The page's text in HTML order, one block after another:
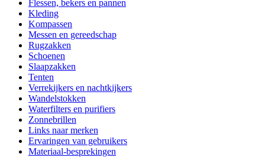
Flessen, bekers en pannen
Kleding
Kompassen
Messen en gereedschap
Rugzakken
Schoenen
Slaapzakken
Tenten
Verrekijkers en nachtkijkers
Wandelstokken
Waterfilters en purifiers
Zonnebrillen
Links naar merken
Ervaringen van gebruikers
Materiaal-besprekingen